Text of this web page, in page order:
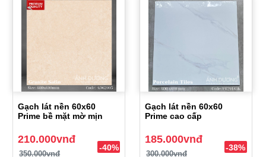
Gạch lát nền 60x60
Prime bề mặt mờ mịn
210.000vnđ
350.000vnđ
-40%
Gạch lát nền 60x60
Prime cao cấp
185.000vnđ
300.000vnđ
-38%